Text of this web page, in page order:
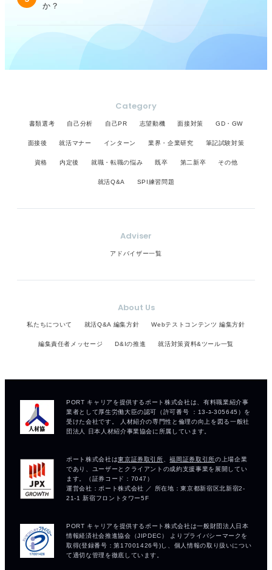
か？
Category
書類選考 自己分析 自己PR 志望動機 面接対策 GD・GW
面接後 就活マナー インターン 業界・企業研究 筆記試験対策
資格 内定後 就職・転職の悩み 既卒 第二新卒 その他
就活Q&A SPI練習問題
Adviser
アドバイザー一覧
About Us
私たちについて 就活Q&A 編集方針 Webテストコンテンツ 編集方針
編集責任者メッセージ D&Iの推進 就活対策資料&ツール一覧